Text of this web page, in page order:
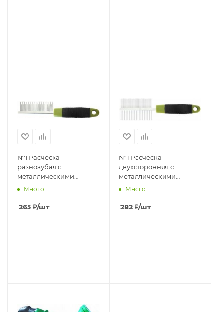
№1 Расческа
разнозубая с
металлическими
зубьями , 18 см, Блистер,
Много
265 ₽/шт
№1 Расческа
двухсторонняя с
металлическими
зубьями , 18 см, Блистер,
Много
282 ₽/шт